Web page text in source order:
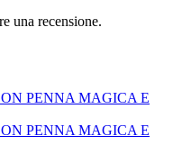
una recensione.